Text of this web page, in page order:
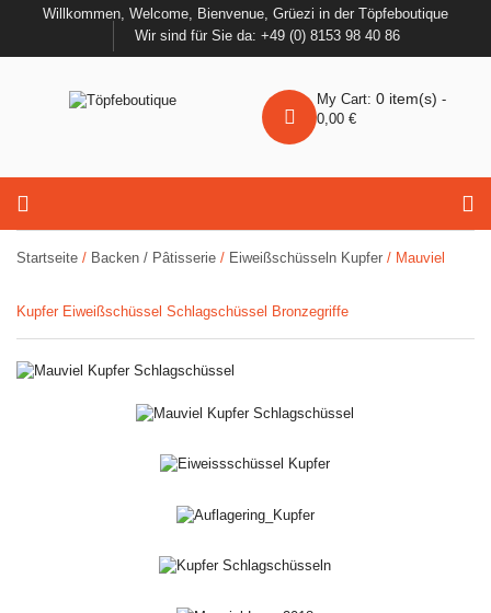
Willkommen, Welcome, Bienvenue, Grüezi in der Töpfeboutique
Wir sind für Sie da: +49 (0) 8153 98 40 86
My Cart: 0 item(s) -
0,00 €
Startseite / Backen / Pâtisserie / Eiweißschüsseln Kupfer / Mauviel
Kupfer Eiweißschüssel Schlagschüssel Bronzegriffe